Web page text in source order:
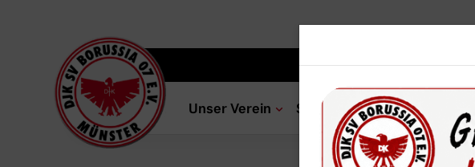
Unser Verein Sportangebot News &